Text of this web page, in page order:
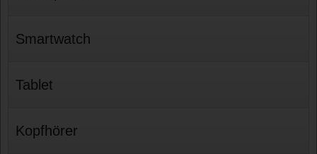
Smartwatch
Tablet
Kopfhörer